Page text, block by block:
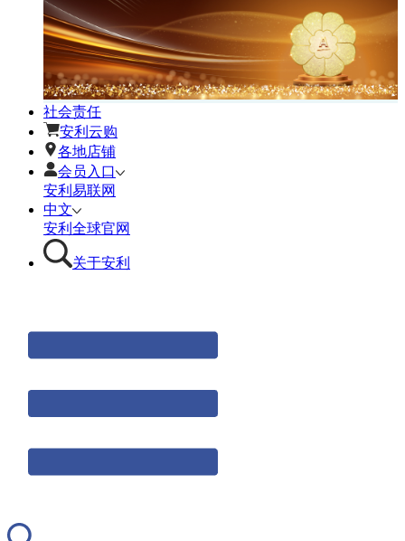
社会责任
安利云购
各地店铺
会员入口
安利易联网
中文
安利全球官网
关于安利